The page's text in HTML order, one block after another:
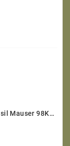
Mécanique Complète Fusil Mauser 98K Code 147 1938 Calibre 8 X 57 Numéro 9812